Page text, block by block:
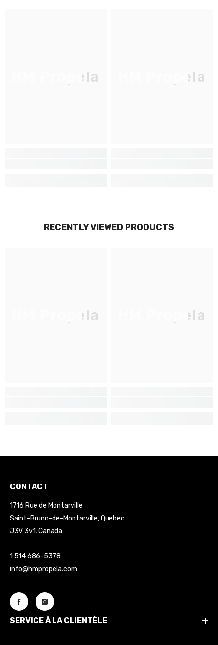
HM Propela HM Propela
RECENTLY VIEWED PRODUCTS
HM Propela HM Propela
CONTACT
1716 Rue de Montarville
Saint-Bruno-de-Montarville, Quebec
J3V 3v1, Canada
1 514 686-5378
info@hmpropela.com
SERVICE À LA CLIENTÈLE
réservées aux initiés